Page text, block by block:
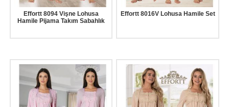
Effortt 8094 Vişne Lohusa
Hamile Pijama Takım Sabahlık
Effortt 8016V Lohusa Hamile Set